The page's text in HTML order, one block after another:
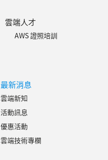
雲端人才
AWS 證照培訓
最新消息
雲端新知
活動訊息
優惠活動
雲端技術專欄